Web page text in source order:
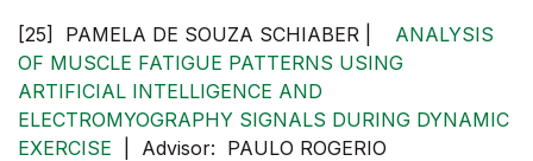
[25] PAMELA DE SOUZA SCHIABER | ANALYSIS
OF MUSCLE FATIGUE PATTERNS USING
ARTIFICIAL INTELLIGENCE AND
ELECTROMYOGRAPHY SIGNALS DURING DYNAMIC
EXERCISE | Advisor: PAULO ROGERIO